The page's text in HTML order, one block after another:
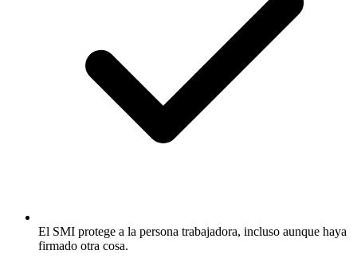
El SMI protege a la persona trabajadora, incluso aunque haya
firmado otra cosa.